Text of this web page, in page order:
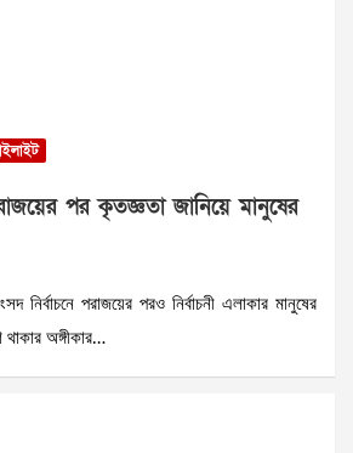
পর কৃতজ্ঞতা জানিয়ে মানুষের
নির্বাচনে পরাজয়ের পরও নির্বাচনী এলাকার মানুষের
থাকার অঙ্গীকার…